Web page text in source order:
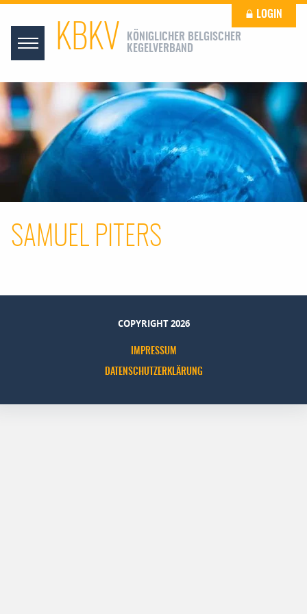
KBKV
KÖNIGLICHER BELGISCHER
KEGELVERBAND
LOGIN
SAMUEL PITERS
COPYRIGHT 2026
IMPRESSUM
DATENSCHUTZERKLÄRUNG